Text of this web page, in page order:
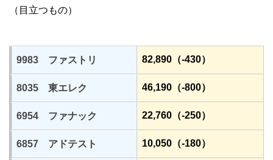
（目立つもの）
9983 ファストリ 82,890（-430）
8035 東エレク 46,190（-800）
6954 ファナック 22,760（-250）
6857 アドテスト 10,050（-180）